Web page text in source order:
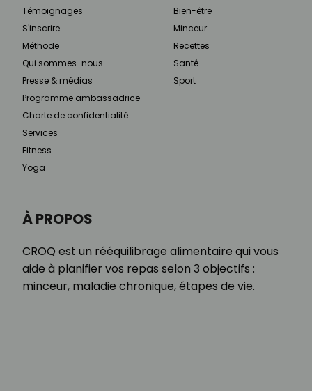
À PROPOS
CROQ est un rééquilibrage alimentaire qui vous
aide à planifier vos repas selon 3 objectifs :
minceur, maladie chronique, étapes de vie.
Témoignages
S'inscrire
Méthode
Qui sommes-nous
Presse & médias
Programme ambassadrice
Charte de confidentialité
Services
Fitness
Yoga
Bien-être
Minceur
Recettes
Santé
Sport